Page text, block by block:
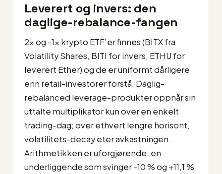
Leverert og invers: den
daglige-rebalance-fangen
2x og -1x krypto ETF’er finnes (BITX fra
Volatility Shares, BITI for invers, ETHU for
leverert Ether) og de er uniformt dårligere
enn retail-investorer forstå. Daglig-
rebalanced leverage-produkter oppnår sin
uttalte multiplikator kun over en enkelt
trading-dag; over ethvert lengre horisont,
volatilitets-decay eter avkastningen.
Arithmetikken er uforgjørende: en
underliggende som svinger -10 % og +11,1 %